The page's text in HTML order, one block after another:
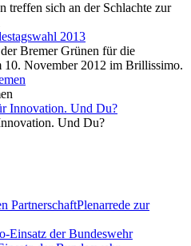
treffen sich an der Schlachte zur
Bremer Grünen für die
10. November 2012 im Brillissimo.
Und Du?
Plenarrede zur